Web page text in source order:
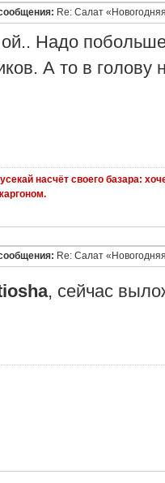
Re: Салат
Надо
А то в голову
насчёт своего базара:
Re: Салат
, сейчас